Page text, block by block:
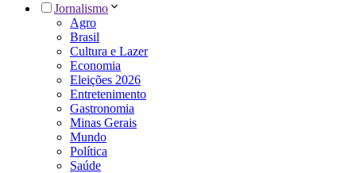
Jornalismo
Agro
Brasil
Cultura e Lazer
Economia
Eleições 2026
Entretenimento
Gastronomia
Minas Gerais
Mundo
Política
Saúde